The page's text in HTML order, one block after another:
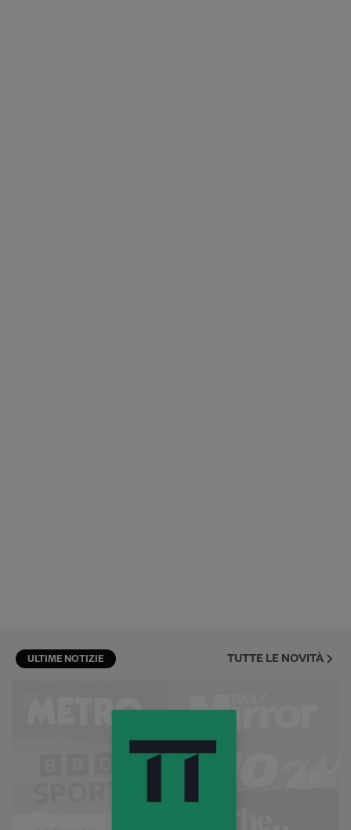
ULTIME NOTIZIE TUTTE LE NOVITÀ